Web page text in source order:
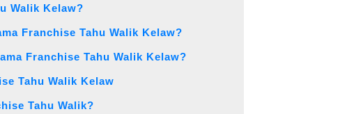
Walik Kelaw?
Franchise Tahu Walik Kelaw?
Franchise Tahu Walik Kelaw?
Tahu Walik Kelaw
Tahu Walik?